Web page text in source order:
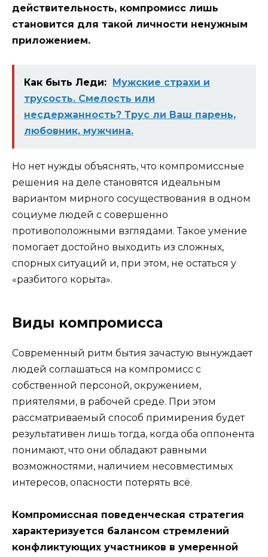
действительность, компромисс лишь
становится для такой личности ненужным
приложением.
Как быть Леди: Мужские страхи и
трусость. Смелость или
несдержанность? Трус ли Ваш парень,
любовник, мужчина.
Но нет нужды объяснять, что компромиссные
решения на деле становятся идеальным
вариантом мирного сосуществования в одном
социуме людей с совершенно
противоположными взглядами. Такое умение
помогает достойно выходить из сложных,
спорных ситуаций и, при этом, не остаться у
«разбитого корыта».
Виды компромисса
Современный ритм бытия зачастую вынуждает
людей соглашаться на компромисс с
собственной персоной, окружением,
приятелями, в рабочей среде. При этом
рассматриваемый способ примирения будет
результативен лишь тогда, когда оба оппонента
понимают, что они обладают равными
возможностями, наличием несовместимых
интересов, опасности потерять всё.
Компромиссная поведенческая стратегия
характеризуется балансом стремлений
конфликтующих участников в умеренной